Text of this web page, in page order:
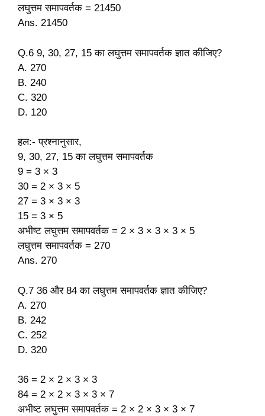
लघुत्तम समापवर्तक = 21450
Ans. 21450
Q.6 9, 30, 27, 15 का लघुत्तम समापवर्तक ज्ञात कीजिए?
A. 270
B. 240
C. 320
D. 120
हल:- प्रश्नानुसार,
9, 30, 27, 15 का लघुत्तम समापवर्तक
9 = 3 × 3
30 = 2 × 3 × 5
27 = 3 × 3 × 3
15 = 3 × 5
अभीष्ट लघुत्तम समापवर्तक = 2 × 3 × 3 × 3 × 5
लघुत्तम समापवर्तक = 270
Ans. 270
Q.7 36 और 84 का लघुत्तम समापवर्तक ज्ञात कीजिए?
A. 270
B. 242
C. 252
D. 320
36 = 2 × 2 × 3 × 3
84 = 2 × 2 × 3 × 3 × 7
अभीष्ट लघुत्तम समापवर्तक = 2 × 2 × 3 × 3 × 7